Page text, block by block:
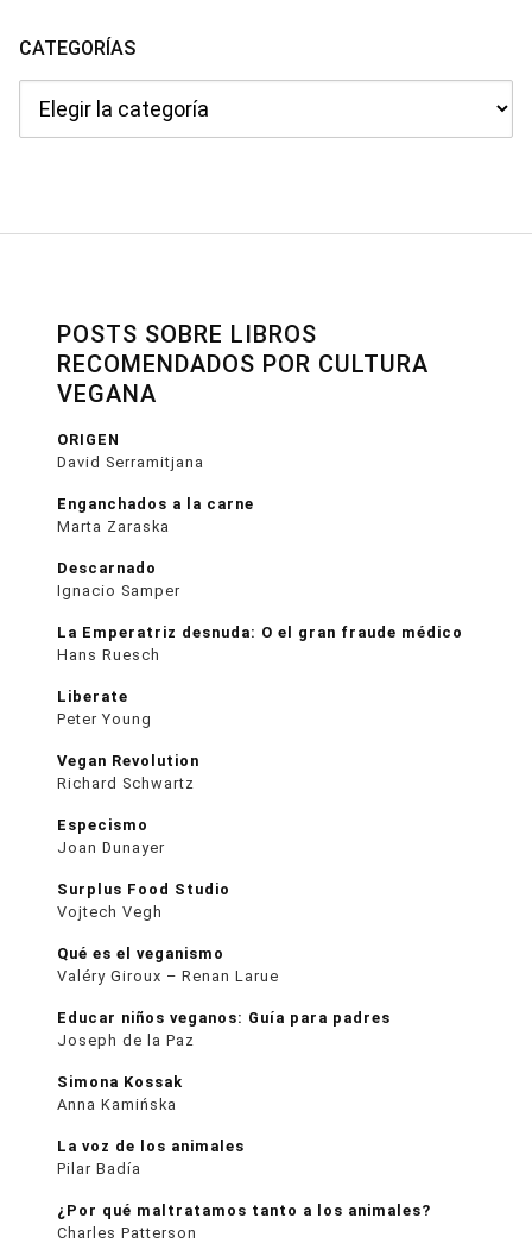
CATEGORÍAS
POSTS SOBRE LIBROS
RECOMENDADOS POR CULTURA
VEGANA
ORIGEN
David Serramitjana
Enganchados a la carne
Marta Zaraska
Descarnado
Ignacio Samper
La Emperatriz desnuda: O el gran fraude médico
Hans Ruesch
Liberate
Peter Young
Vegan Revolution
Richard Schwartz
Especismo
Joan Dunayer
Surplus Food Studio
Vojtech Vegh
Qué es el veganismo
Valéry Giroux – Renan Larue
Educar niños veganos: Guía para padres
Joseph de la Paz
Simona Kossak
Anna Kamińska
La voz de los animales
Pilar Badía
¿Por qué maltratamos tanto a los animales?
Charles Patterson